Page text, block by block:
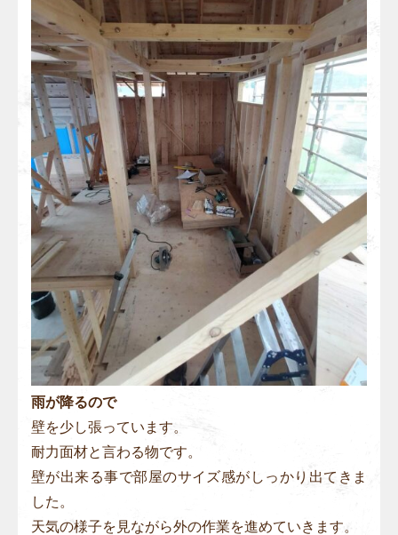
雨が降るので
壁を少し張っています。
耐力面材と言わる物です。
壁が出来る事で部屋のサイズ感がしっかり出てきま
した。
天気の様子を見ながら外の作業を進めていきます。